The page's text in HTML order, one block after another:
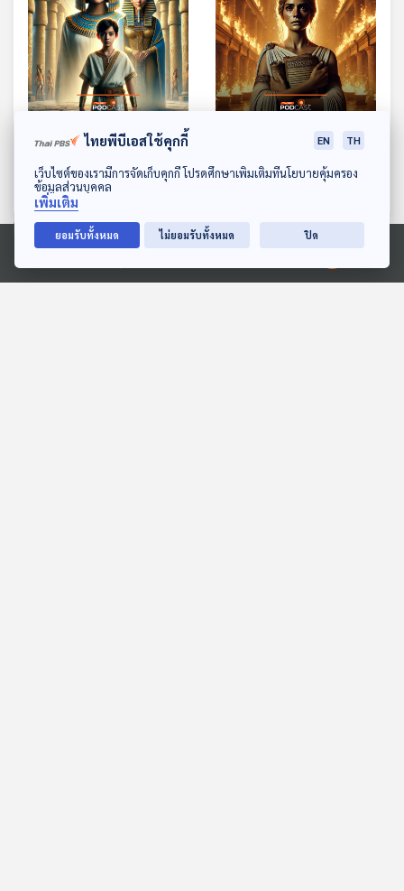
ดาวน์โหลด Thai PBS Podcast Application
Ⓒ 2020 องค์การกระจายเสียงและแพร่ภาพสาธารณะแห่งประเทศไทย
EP. 5: คลีโอพัตราที่ 7 กับ
กาลเวลาโคจร เปิดตำนานปริศนา
EP. 6: หอสมุดอเล็กซานเด
กาลเวลาโคจร เปิดตำนานปริศนา
ไทยพีบีเอสใช้คุกกี้ EN TH
เว็บไซต์ของเรามีการจัดเก็บคุกกี้ โปรดศึกษาเพิ่มเติมที่นโยบายคุ้มครอง
ข้อมูลส่วนบุคคล
เพิ่มเติม
ยอมรับทั้งหมด ไม่ยอมรับทั้งหมด ปิด